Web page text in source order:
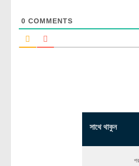
0 COMMENTS
সাথে থাকুন